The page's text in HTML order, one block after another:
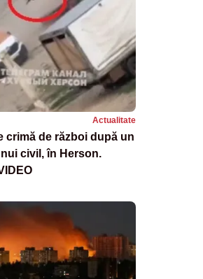
Actualitate
crimă de război după un
civil, în Herson.